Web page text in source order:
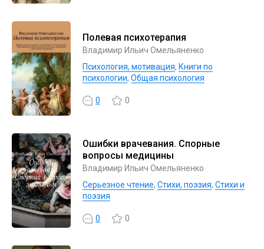
Полевая психотерапия
Владимир Ильич Омельяненко
Психология, мотивация, Книги по
психологии, Общая психология
0 0
Ошибки врачевания. Спорные
вопросы медицины
Владимир Ильич Омельяненко
Серьезное чтение, Cтихи, поэзия, Стихи и
поэзия
0 0